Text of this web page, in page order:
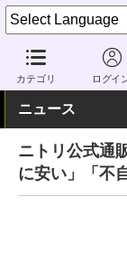
カテゴリ ログイ
家電 Watch 業界動
ニュース
ニトリ公式通
に安い」「不